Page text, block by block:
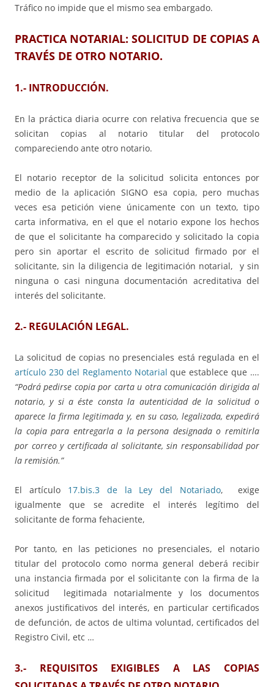
Tráfico no impide que el mismo sea embargado.
PRACTICA NOTARIAL: SOLICITUD DE COPIAS A
TRAVÉS DE OTRO NOTARIO.
1.- INTRODUCCIÓN.
En la práctica diaria ocurre con relativa frecuencia que se
solicitan copias al notario titular del protocolo
compareciendo ante otro notario.
El notario receptor de la solicitud solicita entonces por
medio de la aplicación SIGNO esa copia, pero muchas
veces esa petición viene únicamente con un texto, tipo
carta informativa, en el que el notario expone los hechos
de que el solicitante ha comparecido y solicitado la copia
pero sin aportar el escrito de solicitud firmado por el
solicitante, sin la diligencia de legitimación notarial, y sin
ninguna o casi ninguna documentación acreditativa del
interés del solicitante.
2.- REGULACIÓN LEGAL.
La solicitud de copias no presenciales está regulada en el
artículo 230 del Reglamento Notarial que establece que ….
“Podrá pedirse copia por carta u otra comunicación dirigida al
notario, y si a éste consta la autenticidad de la solicitud o
aparece la firma legitimada y, en su caso, legalizada, expedirá
la copia para entregarla a la persona designada o remitirla
por correo y certificada al solicitante, sin responsabilidad por
la remisión.”
El artículo 17.bis.3 de la Ley del Notariado, exige
igualmente que se acredite el interés legítimo del
solicitante de forma fehaciente,
Por tanto, en las peticiones no presenciales, el notario
titular del protocolo como norma general deberá recibir
una instancia firmada por el solicitante con la firma de la
solicitud legitimada notarialmente y los documentos
anexos justificativos del interés, en particular certificados
de defunción, de actos de ultima voluntad, certificados del
Registro Civil, etc …
3.- REQUISITOS EXIGIBLES A LAS COPIAS